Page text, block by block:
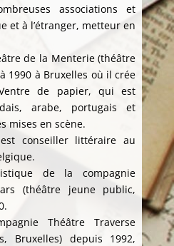
associations et
et à l’étranger, metteur en
de la Menterie (théâtre
1990 à Bruxelles où il crée
de papier, qui est
arabe, portugais et
mises en scène.
conseiller littéraire au
de la compagnie
(théâtre jeune public,
Théâtre Traverse
Bruxelles) depuis 1992,